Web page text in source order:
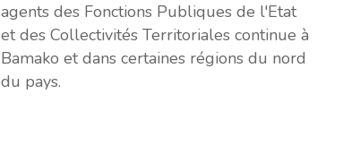
agents des Fonctions Publiques de l'Etat
et des Collectivités Territoriales continue à
Bamako et dans certaines régions du nord
du pays.